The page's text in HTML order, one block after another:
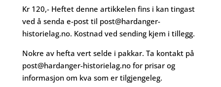
Kr 120,- Heftet denne artikkelen fins i kan tingast
ved å senda e-post til post@hardanger-
historielag.no. Kostnad ved sending kjem i tillegg.
Nokre av hefta vert selde i pakkar. Ta kontakt på
post@hardanger-historielag.nofor prisar og
informasjon om kva som er tilgjengeleg.